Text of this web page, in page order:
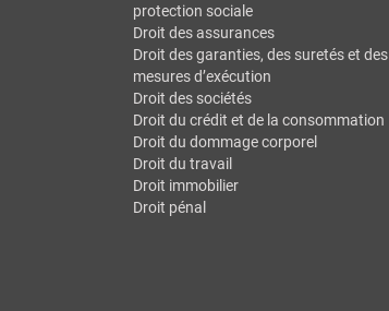
protection sociale
Droit des assurances
Droit des garanties, des suretés et des
mesures d’exécution
Droit des sociétés
Droit du crédit et de la consommation
Droit du dommage corporel
Droit du travail
Droit immobilier
Droit pénal